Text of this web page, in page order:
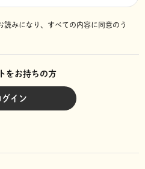
読みになり、 すべての内容に同意のう
をお持ちの方
グイン